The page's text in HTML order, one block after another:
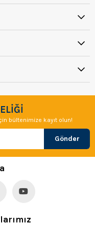
bültenimize kayıt olun!
Gönder